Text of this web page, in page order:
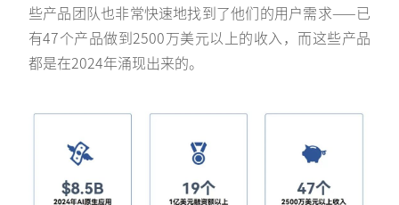
些产品团队也非常快速地找到了他们的用户需求——已
有47个产品做到2500万美元以上的收入，而这些产品
都是在2024年涌现出来的。